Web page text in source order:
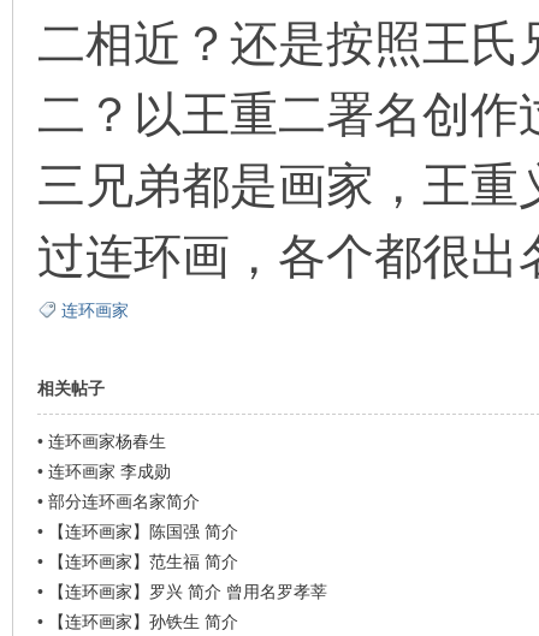
二相近？还是按照王
二？以王重二署名创
三兄弟都是画家，王
过连环画，各个都很出
连环画家
相关帖子
• 连环画家杨春生
• 连环画家 李成勋
• 部分连环画名家简介
•
【连环画家】陈国强 简介
•
【连环画家】范生福 简介
•
【连环画家】罗兴 简介 曾用名罗孝莘
•
【连环画家】孙铁生 简介